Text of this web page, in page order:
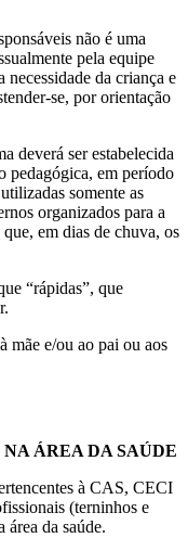
não é uma
pela equipe
necessidade da criança e
se, por orientação
deverá ser estabelecida
pedagógica, em período
somente as
organizados para a
em dias de chuva, os
“rápidas”, que
mãe e/ou ao pai ou aos
ÁREA DA SAÚDE
à CAS, CECI
(terninhos e
área da saúde.